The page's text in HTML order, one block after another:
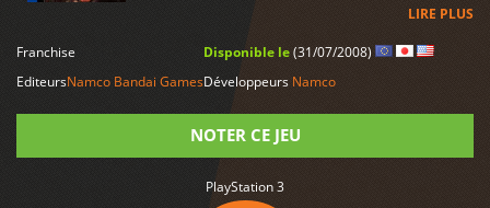
LIRE PLUS
Franchise
EditeursNamco Bandai Games
Disponible le(31/07/2008)
Développeurs Namco
NOTER CE JEU
PlayStation 3